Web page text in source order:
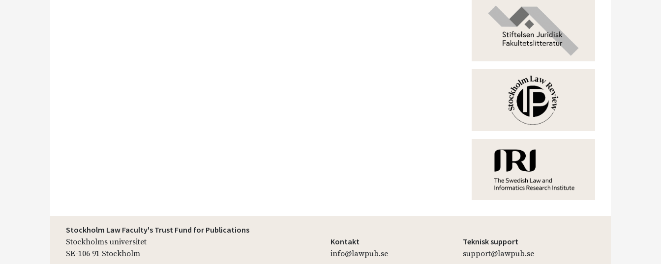
Stockholm Law Faculty's Trust Fund for Publications
Stockholms universitet
SE-106 91 Stockholm
Kontakt
info@lawpub.se
Teknisk support
support@lawpub.se